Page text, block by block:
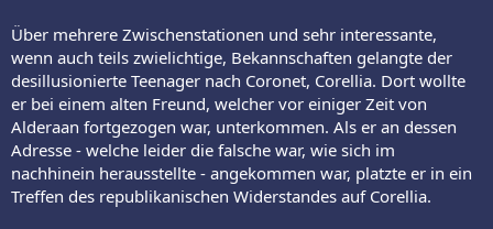
Über mehrere Zwischenstationen und sehr interessante,
wenn auch teils zwielichtige, Bekannschaften gelangte der
desillusionierte Teenager nach Coronet, Corellia. Dort wollte
er bei einem alten Freund, welcher vor einiger Zeit von
Alderaan fortgezogen war, unterkommen. Als er an dessen
Adresse - welche leider die falsche war, wie sich im
nachhinein herausstellte - angekommen war, platzte er in ein
Treffen des republikanischen Widerstandes auf Corellia.